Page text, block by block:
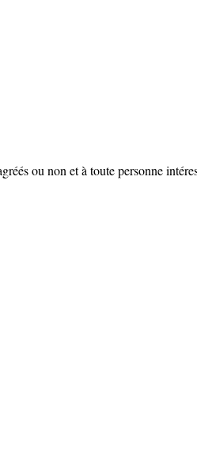
ou non et à toute personne